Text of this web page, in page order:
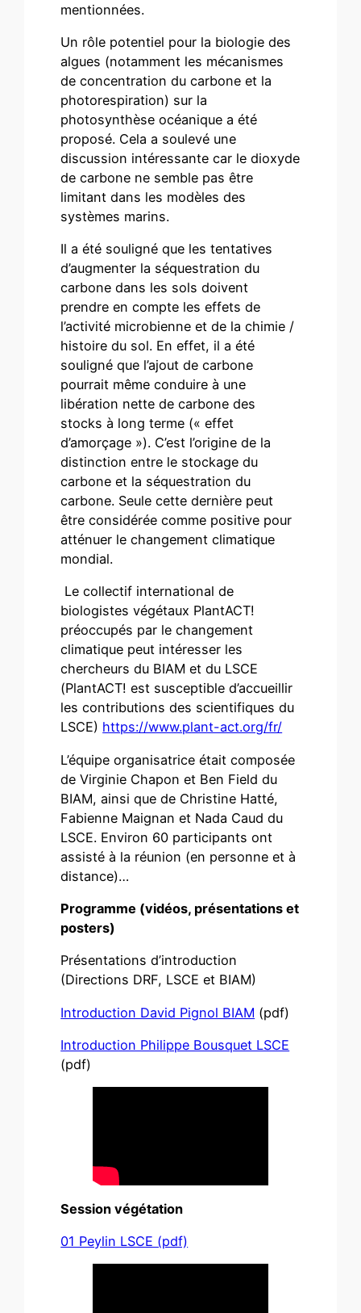
mentionnées.
Un rôle potentiel pour la biologie des
algues (notamment les mécanismes
de concentration du carbone et la
photorespiration) sur la
photosynthèse océanique a été
proposé. Cela a soulevé une
discussion intéressante car le dioxyde
de carbone ne semble pas être
limitant dans les modèles des
systèmes marins.
Il a été souligné que les tentatives
d’augmenter la séquestration du
carbone dans les sols doivent
prendre en compte les effets de
l’activité microbienne et de la chimie /
histoire du sol. En effet, il a été
souligné que l’ajout de carbone
pourrait même conduire à une
libération nette de carbone des
stocks à long terme (« effet
d’amorçage »). C’est l’origine de la
distinction entre le stockage du
carbone et la séquestration du
carbone. Seule cette dernière peut
être considérée comme positive pour
atténuer le changement climatique
mondial.
Le collectif international de
biologistes végétaux PlantACT!
préoccupés par le changement
climatique peut intéresser les
chercheurs du BIAM et du LSCE
(PlantACT! est susceptible d’accueillir
les contributions des scientifiques du
LSCE) https://www.plant-act.org/fr/
L’équipe organisatrice était composée
de Virginie Chapon et Ben Field du
BIAM, ainsi que de Christine Hatté,
Fabienne Maignan et Nada Caud du
LSCE. Environ 60 participants ont
assisté à la réunion (en personne et à
distance)…
Programme (vidéos, présentations et
posters)
Présentations d’introduction
(Directions DRF, LSCE et BIAM)
Introduction David Pignol BIAM (pdf)
Introduction Philippe Bousquet LSCE
(pdf)
Session végétation
01 Peylin LSCE (pdf)